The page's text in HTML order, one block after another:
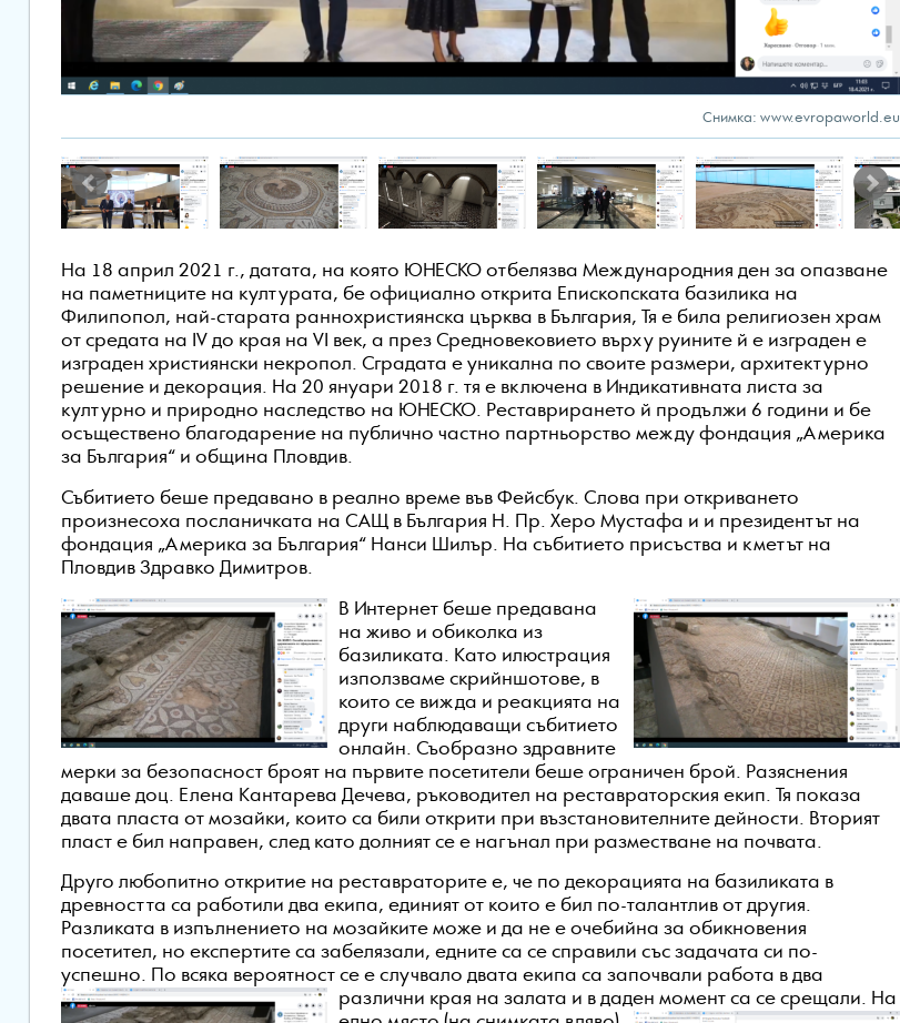
Снимка: www.evropaworld.eu
На 18 април 2021 г., датата, на която ЮНЕСКО отбелязва Международния ден за опазване
на паметниците на културата, бе официално открита Епископската базилика на
Филипопол, най-старата раннохристиянска църква в България, Тя е била религиозен храм
от средата на IV до края на VI век, а през Средновековието върху руините й е изграден е
изграден християнски некропол. Сградата е уникална по своите размери, архитектурно
решение и декорация. На 20 януари 2018 г. тя е включена в Индикативната листа за
културно и природно наследство на ЮНЕСКО. Реставрирането й продължи 6 години и бе
осъществено благодарение на публично частно партньорство между фондация „Америка
за България“ и община Пловдив.
Събитието беше предавано в реално време във Фейсбук. Слова при откриването
произнесоха посланичката на САЩ в България Н. Пр. Херо Мустафа и и президентът на
фондация „Америка за България“ Нанси Шилър. На събитието присъства и кметът на
Пловдив Здравко Димитров.
В Интернет беше предавана
на живо и обиколка из
базиликата. Като илюстрация
използваме скрийншотове, в
които се вижда и реакцията на
други наблюдаващи събитието
онлайн. Съобразно здравните
мерки за безопасност броят на първите посетители беше ограничен брой. Разяснения
даваше доц. Елена Кантарева Дечева, ръководител на реставраторския екип. Тя показа
двата пласта от мозайки, които са били открити при възстановителните дейности. Вторият
пласт е бил направен, след като долният се е нагънал при разместване на почвата.
Друго любопитно откритие на реставраторите е, че по декорацията на базиликата в
древността са работили два екипа, единият от които е бил по-талантлив от другия.
Разликата в изпълнението на мозайките може и да не е очебийна за обикновения
посетител, но експертите са забелязали, едните са се справили със задачата си по-
успешно. По всяка вероятност се е случвало двата екипа са започвали работа в два
различни края на залата и в даден момент са се срещали. На